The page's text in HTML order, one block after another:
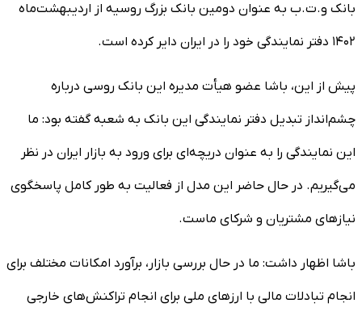
بانک و.ت.ب به عنوان دومین بانک بزرگ روسیه از اردیبهشت‌ماه
۱۴۰۲ دفتر نمایندگی خود را در ایران دایر کرده است.
پیش از این، باشا عضو هیأت مدیره این بانک روسی درباره
چشم‌انداز تبدیل دفتر نمایندگی این بانک به شعبه گفته بود: ما
این نمایندگی را به عنوان دریچه‌ای برای ورود به بازار ایران در نظر
می‌گیریم. در حال حاضر این مدل از فعالیت به طور کامل پاسخگوی
نیازهای مشتریان و شرکای ماست.
باشا اظهار داشت: ما در حال بررسی بازار، برآورد امکانات مختلف برای
انجام تبادلات مالی با ارزهای ملی برای انجام تراکنش‌های خارجی